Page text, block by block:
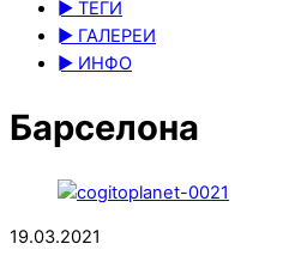
► ТЕГИ
► ГАЛЕРЕИ
► ИНФО
Барселона
19.03.2021